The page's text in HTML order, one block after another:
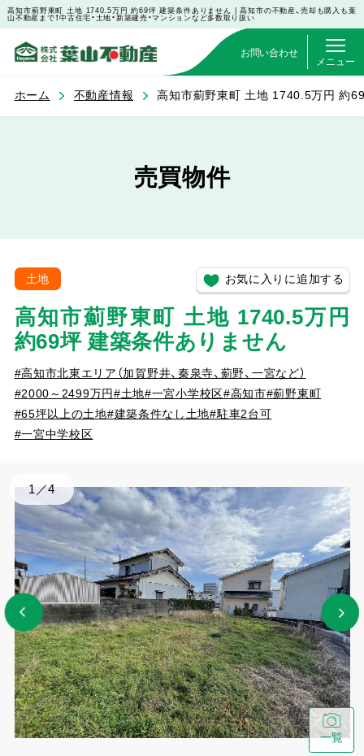
高知市薊野東町 土地 1740.5万円 約69坪 建築条件ありません | 高知市の不動産、売却も購入も葉
山不動産まで！中古住宅・土地・新築建売・マンションなど多数取り扱い
お問い合わせ
メニュー
ホーム 不動産情報 高知市薊野東町 土地 1740.5万円 約
売買物件
土地
高知市薊野東町 土地 1740.5万円
約69坪 建築条件ありません
#高知市北東エリア（加賀野井、秦泉寺、薊野、一宮など）
#2000～2499万円#土地#一宮小学校区#高知市#薊野東町
#65坪以上の土地#建築条件なし土地#駐車2台可
#一宮中学校区
お気に入りに追加する
1 ／4
一覧